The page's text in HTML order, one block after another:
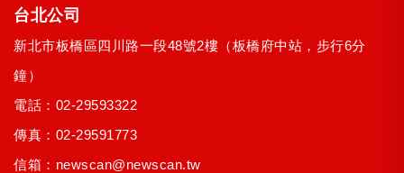
台北公司
新北市板橋區四川路一段48號2樓 （板橋府中站，步行6分
鐘）
電話： 02-29593322
傳真：02-29591773
信箱： newscan@newscan.tw